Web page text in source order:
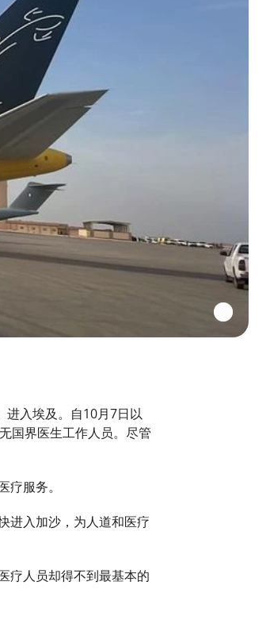
进入埃及。自10月7日以
国界医生工作人员。尽管
服务。
进入加沙，为人道和医疗
疗人员却得不到最基本的